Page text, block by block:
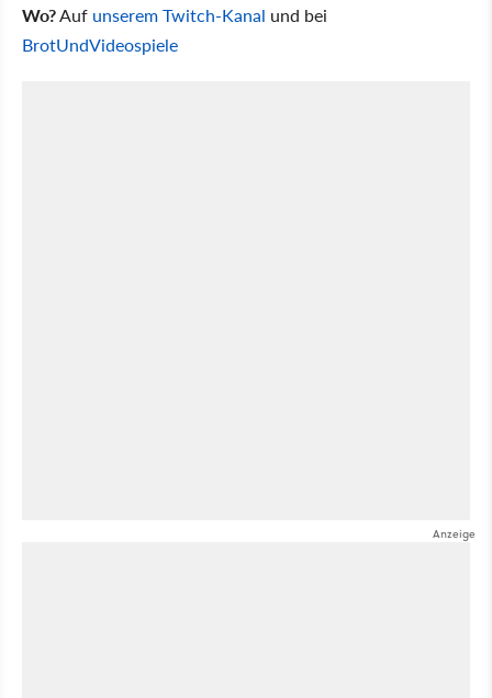
Wo?Auf unserem Twitch-Kanal und bei
BrotUndVideospiele